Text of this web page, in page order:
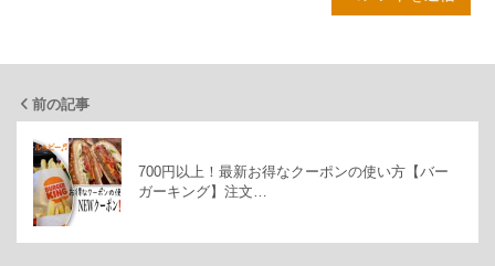
前の記事
700円以上！最新お得なクーポンの使い方【バー
ガーキング】注文…